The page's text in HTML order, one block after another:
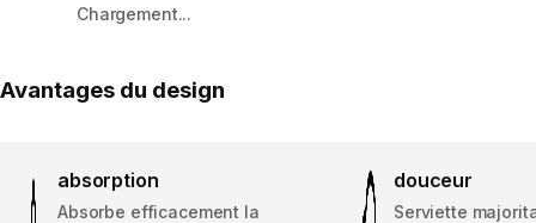
Chargement...
Avantages du design
absorption
Absorbe efficacement la
douceur
Serviette